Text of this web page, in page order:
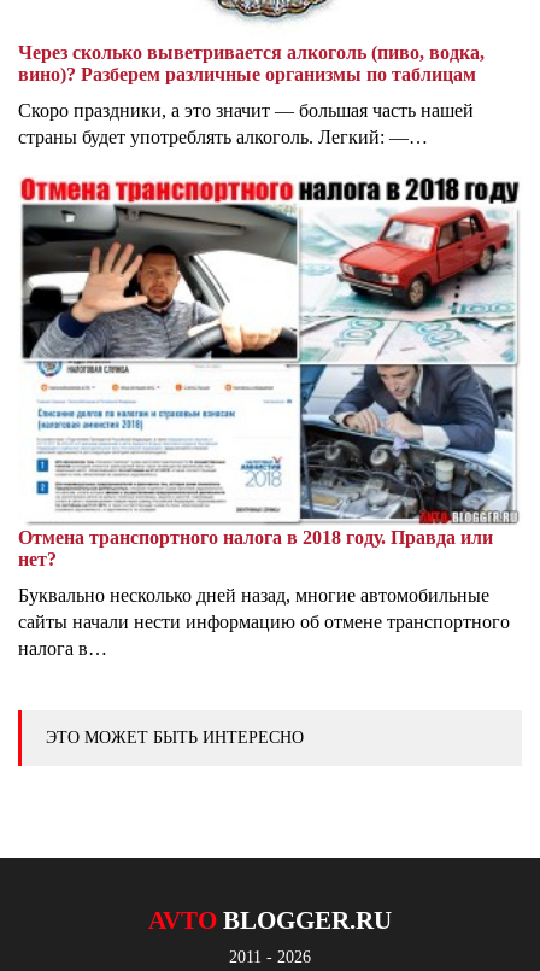
Через сколько выветривается алкоголь (пиво, водка,
вино)? Разберем различные организмы по таблицам
Скоро праздники, а это значит — большая часть нашей
страны будет употреблять алкоголь. Легкий: —…
Отмена транспортного налога в 2018 году. Правда или
нет?
Буквально несколько дней назад, многие автомобильные
сайты начали нести информацию об отмене транспортного
налога в…
ЭТО МОЖЕТ БЫТЬ ИНТЕРЕСНО
AVTO BLOGGER.RU
2011 - 2026